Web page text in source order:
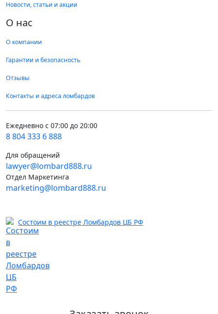
Новости, статьи и акции
О нас
О компании
Гарантии и безопасность
Отзывы
Контакты и адреса ломбардов
Ежедневно с 07:00 до 20:00
8 804 333 6 888
Для обращений
lawyer@lombard888.ru
Отдел Маркетинга
marketing@lombard888.ru
Состоим в реестре Ломбардов ЦБ РФ